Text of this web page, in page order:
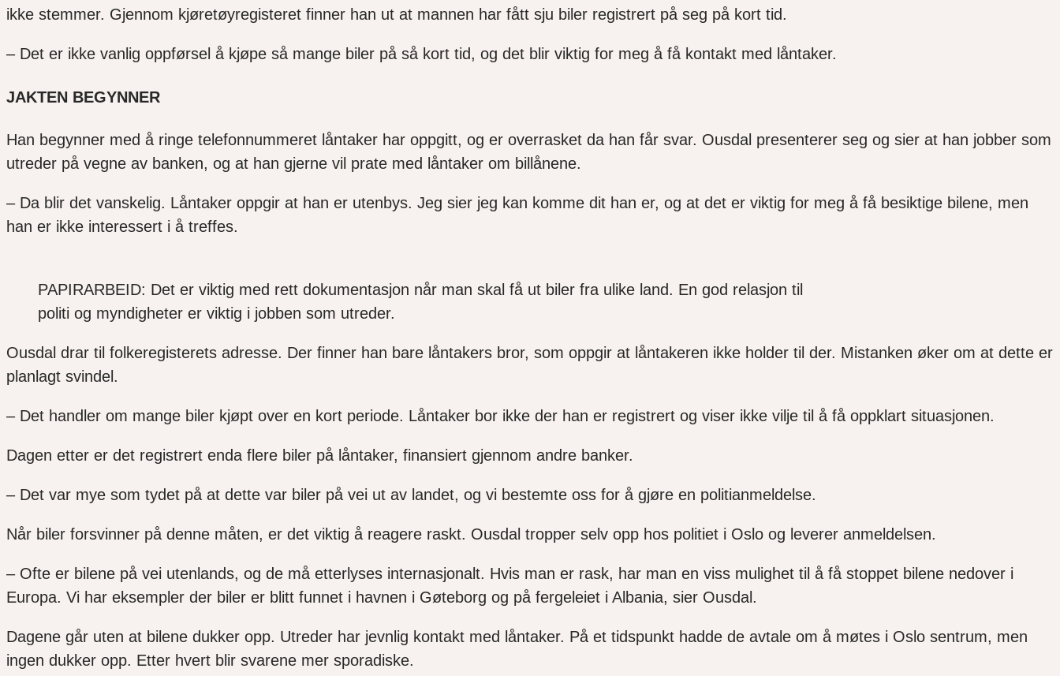
ikke stemmer. Gjennom kjøretøyregisteret finner han ut at mannen har fått sju biler registrert på seg på kort tid.
– Det er ikke vanlig oppførsel å kjøpe så mange biler på så kort tid, og det blir viktig for meg å få kontakt med låntaker.
JAKTEN BEGYNNER
Han begynner med å ringe telefonnummeret låntaker har oppgitt, og er overrasket da han får svar. Ousdal presenterer seg og sier at han jobber som
utreder på vegne av banken, og at han gjerne vil prate med låntaker om billånene.
– Da blir det vanskelig. Låntaker oppgir at han er utenbys. Jeg sier jeg kan komme dit han er, og at det er viktig for meg å få besiktige bilene, men
han er ikke interessert i å treffes.
PAPIRARBEID: Det er viktig med rett dokumentasjon når man skal få ut biler fra ulike land. En god relasjon til
politi og myndigheter er viktig i jobben som utreder.
Ousdal drar til folkeregisterets adresse. Der finner han bare låntakers bror, som oppgir at låntakeren ikke holder til der. Mistanken øker om at dette er
planlagt svindel.
– Det handler om mange biler kjøpt over en kort periode. Låntaker bor ikke der han er registrert og viser ikke vilje til å få oppklart situasjonen.
Dagen etter er det registrert enda flere biler på låntaker, finansiert gjennom andre banker.
– Det var mye som tydet på at dette var biler på vei ut av landet, og vi bestemte oss for å gjøre en politianmeldelse.
Når biler forsvinner på denne måten, er det viktig å reagere raskt. Ousdal tropper selv opp hos politiet i Oslo og leverer anmeldelsen.
– Ofte er bilene på vei utenlands, og de må etterlyses internasjonalt. Hvis man er rask, har man en viss mulighet til å få stoppet bilene nedover i
Europa. Vi har eksempler der biler er blitt funnet i havnen i Gøteborg og på fergeleiet i Albania, sier Ousdal.
Dagene går uten at bilene dukker opp. Utreder har jevnlig kontakt med låntaker. På et tidspunkt hadde de avtale om å møtes i Oslo sentrum, men
ingen dukker opp. Etter hvert blir svarene mer sporadiske.